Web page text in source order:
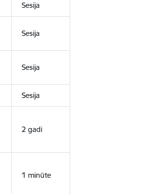
Sesija
Sesija
Sesija
Sesija
2 gadi
1 minūte